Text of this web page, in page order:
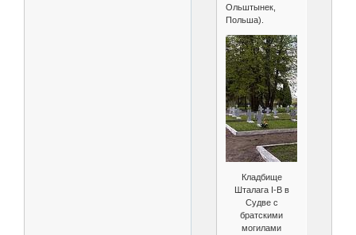
Ольштынек,
Польша).
Кладбище
Шталага I-B в
Судве с
братскими
могилами